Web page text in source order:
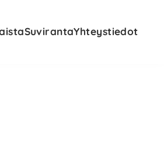
SuvirantaYhteystiedot